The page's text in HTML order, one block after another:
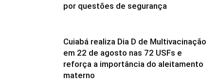
por questões de segurança
Cuiabá realiza Dia D de Multivacinação
em 22 de agosto nas 72 USFs e
reforça a importância do aleitamento
materno